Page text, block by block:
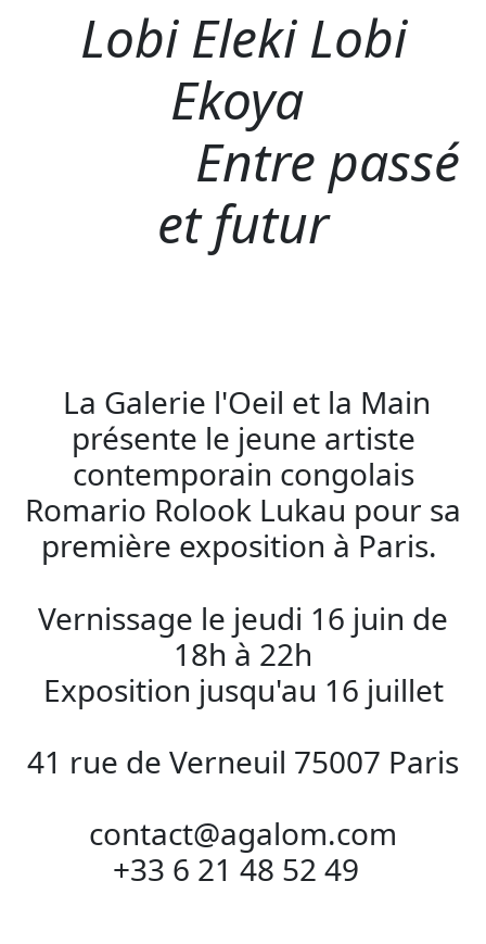
Lobi Eleki Lobi
Ekoya
Entre passé
et futur
La Galerie l'Oeil et la Main
présente le jeune artiste
contemporain congolais
Romario Rolook Lukau pour sa
première exposition à Paris.
Vernissage le jeudi 16 juin de
18h à 22h
Exposition jusqu'au 16 juillet
41 rue de Verneuil 75007 Paris
contact@agalom.com
+33 6 21 48 52 49